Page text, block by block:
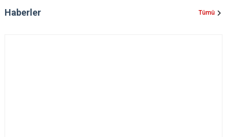
Erfelek
Haberler Tümü